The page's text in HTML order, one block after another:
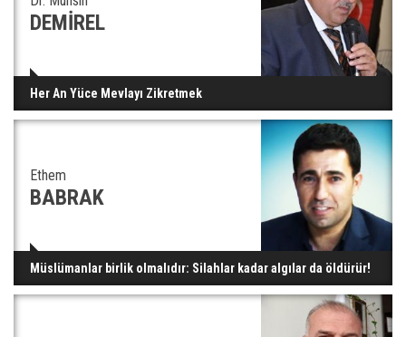
DEMİREL
Her An Yüce Mevlayı Zikretmek
Ethem
BABRAK
Müslümanlar birlik olmalıdır: Silahlar kadar algılar da öldürür!